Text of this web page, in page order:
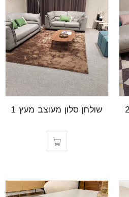
שולחן סלון מעוצב מעץ 1